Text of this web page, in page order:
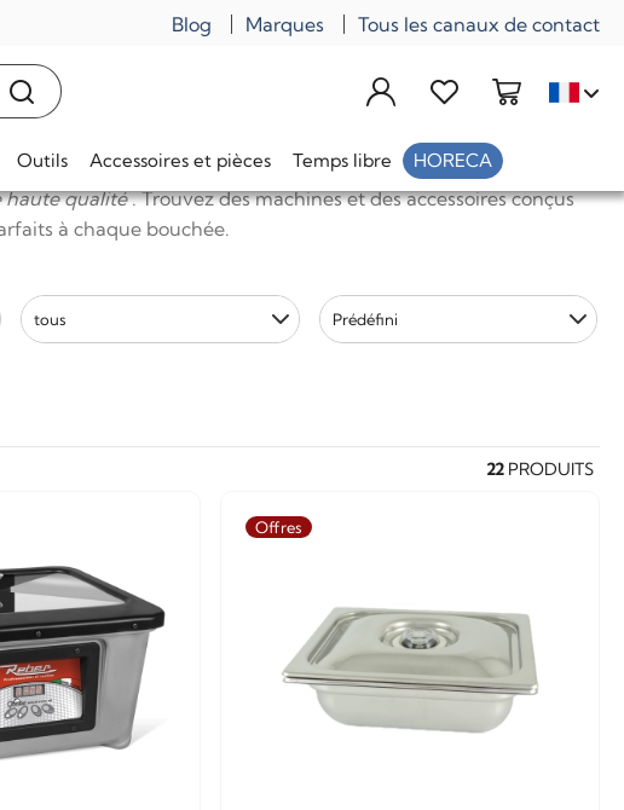
Blog Marques Tous les canaux de contact
Outils Accessoires et pièces Temps libre HORECA
haute qualité. Trouvez des machines et des accessoires conçus
à chaque bouchée.
tous Prédéfini
22 PRODUITS
Offres